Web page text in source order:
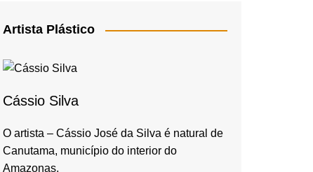
b
o
k
a
Artista Plástico
Cássio Silva
O artista – Cássio José da Silva é natural de
Canutama, município do interior do
Amazonas,